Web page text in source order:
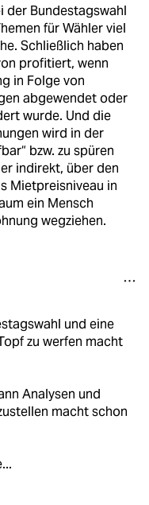
der Bundestagswahl
für Wähler viel
Schließlich haben
profitiert, wenn
in Folge von
abgewendet oder
wurde. Und die
wird in der
bzw. zu spüren
indirekt, über den
Mietpreisniveau in
ein Mensch
wegziehen.
und eine
zu werfen macht
Analysen und
macht schon